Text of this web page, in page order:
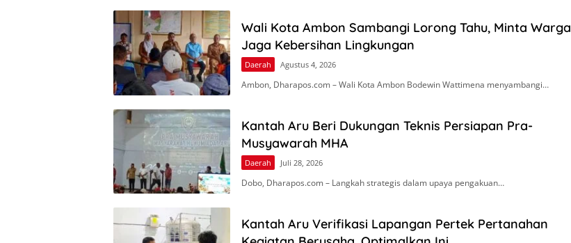
Wali Kota Ambon Sambangi Lorong Tahu, Minta Warga
Jaga Kebersihan Lingkungan
Daerah Agustus 4, 2026
Ambon, Dharapos.com – Wali Kota Ambon Bodewin Wattimena menyambangi…
Kantah Aru Beri Dukungan Teknis Persiapan Pra-
Musyawarah MHA
Daerah Juli 28, 2026
Dobo, Dharapos.com – Langkah strategis dalam upaya pengakuan…
Kantah Aru Verifikasi Lapangan Pertek Pertanahan